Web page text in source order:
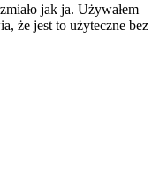
jak ja. Używałem
że jest to użyteczne bez